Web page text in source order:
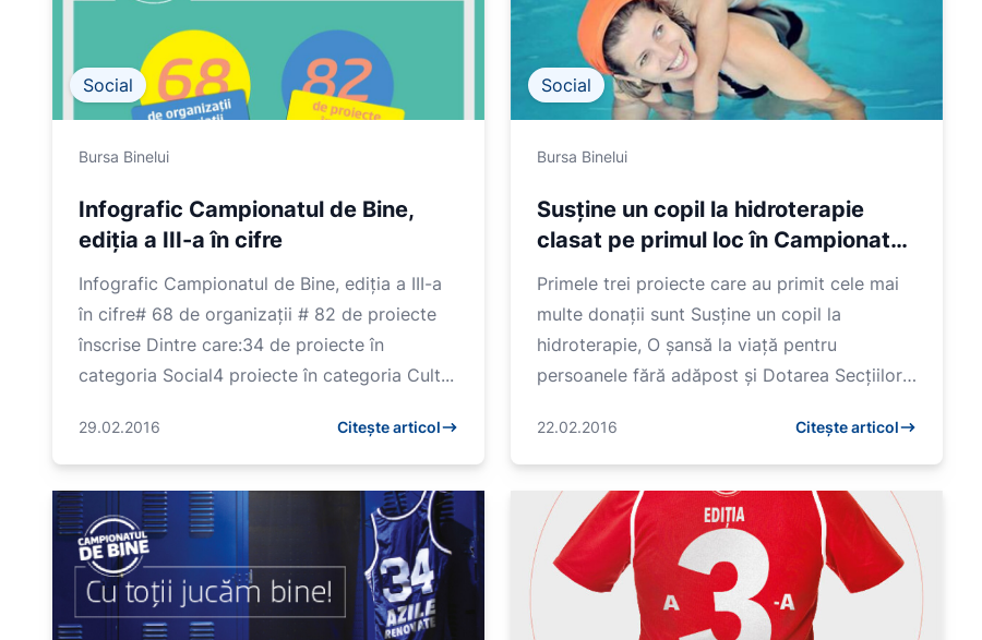
Social
Bursa Binelui
Infografic Campionatul de Bine,
ediția a III-a în cifre
Infografic Campionatul de Bine, ediția a III-a
în cifre# 68 de organizații # 82 de proiecte
înscrise Dintre care:34 de proiecte în
categoria Social4 proiecte în categoria Cult...
29.02.2016 Citește articol
Social
Bursa Binelui
Susține un copil la hidroterapie
clasat pe primul loc în Campionatul
de Bine
Primele trei proiecte care au primit cele mai
multe donații sunt Susține un copil la
hidroterapie, O șansă la viață pentru
persoanele fără adăpost și Dotarea Secțiilor
22.02.2016 Citește articol